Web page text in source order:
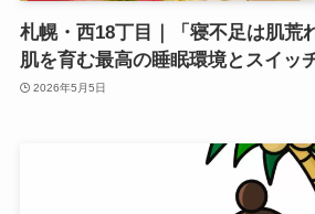
札幌・西18丁目｜「寝不足は肌荒
肌を育む最高の睡眠環境とスイッ
2026年5月5日